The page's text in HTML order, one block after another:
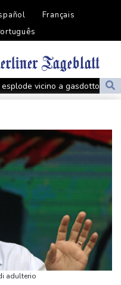
Français
vicino a gasdotto
a commemorazione
carburanti da 370
Casa Bianca, 'ricorda palazzi
dell'argento,è stata
adulterio